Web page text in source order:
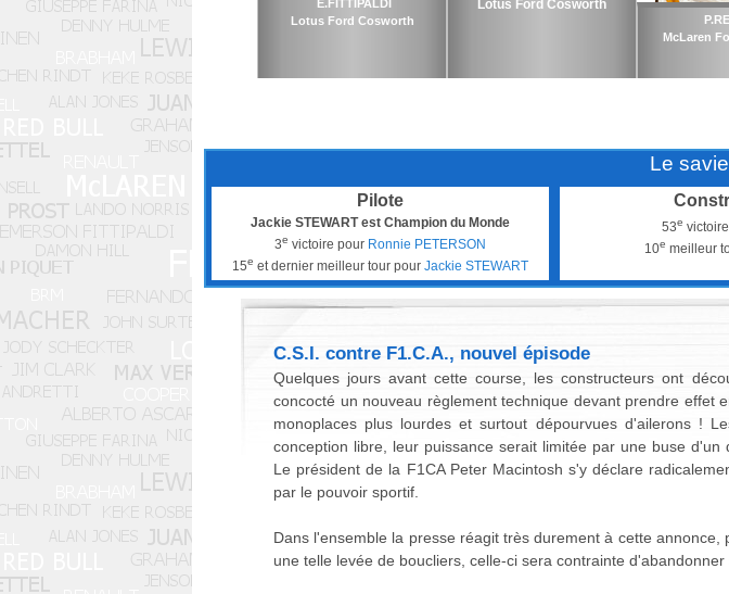
E.FITTIPALDI
Lotus Ford Cosworth
Lotus Ford Cosworth
McLaren
Le
Pilote
Jackie STEWART est Champion du Monde
3e victoire pour Ronnie PETERSON
15e et dernier meilleur tour pour Jackie STEWART
53e
10e meilleur
C.S.I. contre F1.C.A., nouvel épisode
Quelques jours avant cette course, les constructeurs ont
concocté un nouveau règlement technique devant prendre effet
monoplaces plus lourdes et surtout dépourvues d'ailerons !
conception libre, leur puissance serait limitée par une buse
Le président de la F1CA Peter Macintosh s'y déclare
par le pouvoir sportif.
Dans l'ensemble la presse réagit très durement à cette
une telle levée de boucliers, celle-ci sera contrainte